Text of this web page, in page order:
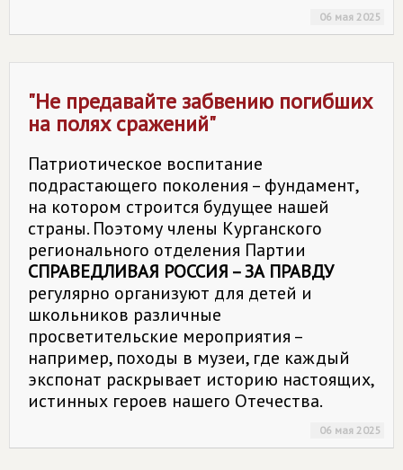
06 мая 2025
"Не предавайте забвению погибших
на полях сражений"
Патриотическое воспитание
подрастающего поколения – фундамент,
на котором строится будущее нашей
страны. Поэтому члены Курганского
регионального отделения Партии
СПРАВЕДЛИВАЯ РОССИЯ – ЗА ПРАВДУ
регулярно организуют для детей и
школьников различные
просветительские мероприятия –
например, походы в музеи, где каждый
экспонат раскрывает историю настоящих,
истинных героев нашего Отечества.
06 мая 2025